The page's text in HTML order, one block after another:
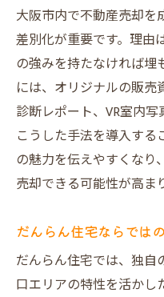
大阪市内で不動産売却を
差別化が重要です。理由
の強みを持たなければ埋
には、オリジナルの販
診断レポート、VR室内写
こうした手法を導入す
の魅力を伝えやすくなり
売却できる可能性が高ま
だんらん住宅ならでは
だんらん住宅では、独
口エリアの特性を活かし